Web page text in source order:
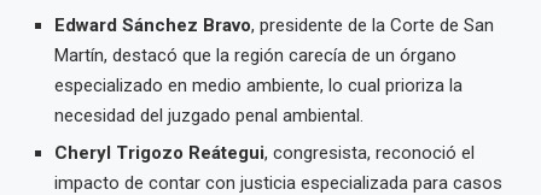
Edward Sánchez Bravo, presidente de la Corte de San
Martín, destacó que la región carecía de un órgano
especializado en medio ambiente, lo cual prioriza la
necesidad del juzgado penal ambiental.
Cheryl Trigozo Reátegui, congresista, reconoció el
impacto de contar con justicia especializada para casos